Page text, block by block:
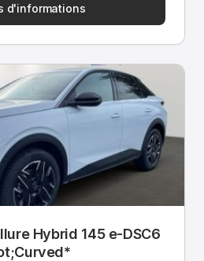
d'informations
Hybrid 145 e-DSC6